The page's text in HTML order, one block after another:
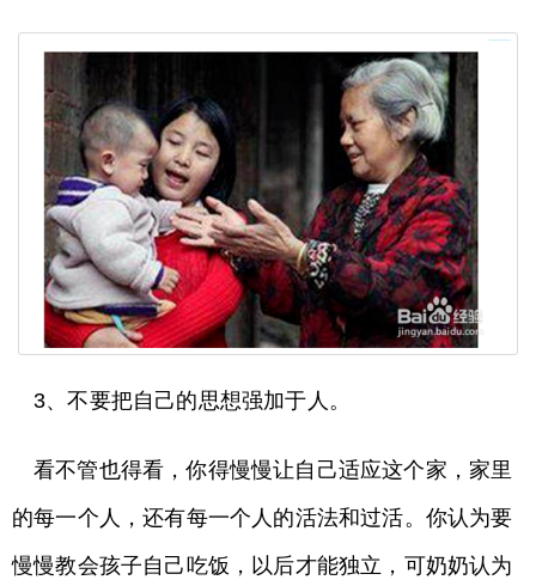
3、不要把自己的思想强加于人。
看不管也得看，你得慢慢让自己适应这个家，家里
的每一个人，还有每一个人的活法和过活。你认为要
慢慢教会孩子自己吃饭，以后才能独立，可奶奶认为